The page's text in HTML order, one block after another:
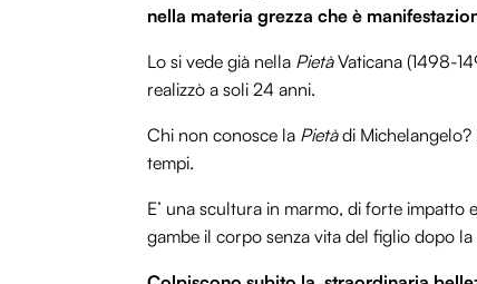
nella materia grezza che è
Lo si vede già nella PietàVaticana (1498-
realizzò a soli 24 anni.
Chi non conosce la Pietàdi Michelangelo?
tempi.
E’ una scultura in marmo, di forte impatto
gambe il corpo senza vita del figlio dopo la